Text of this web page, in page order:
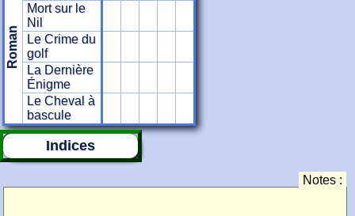
Roman
Mort sur le
Nil
Le Crime du
golf
La Dernière
Énigme
Le Cheval à
bascule
Indices
Notes :